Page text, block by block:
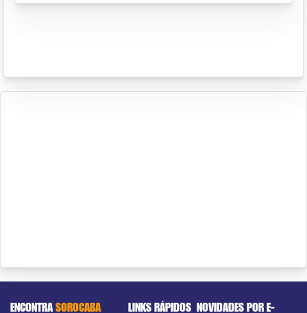
ENCONTRASOROCABA LINKS RÁPIDOS NOVIDADES POR E-